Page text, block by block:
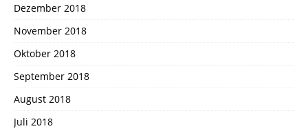
Dezember 2018
November 2018
Oktober 2018
September 2018
August 2018
Juli 2018